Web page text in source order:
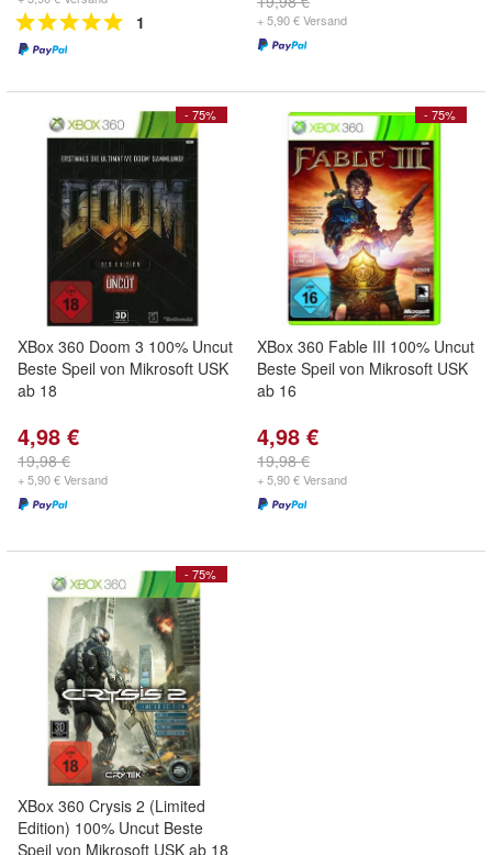
1 + 5,90 € Versand
- 75%
XBox 360 Doom 3 100% Uncut
Beste Speil von Mikrosoft USK
ab 18
4,98 €
19,98 €
+ 5,90 € Versand
- 75%
XBox 360 Fable III 100% Uncut
Beste Speil von Mikrosoft USK
ab 16
4,98 €
19,98 €
+ 5,90 € Versand
- 75%
XBox 360 Crysis 2 (Limited
Edition) 100% Uncut Beste
Speil von Mikrosoft USK ab 18